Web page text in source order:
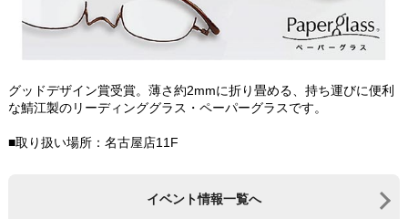
グッドデザイン賞受賞。薄さ約2mmに折り畳める、持ち運びに便利
な鯖江製のリーディンググラス・ペーパーグラスです。
■取り扱い場所：名古屋店11F
イベント情報一覧へ